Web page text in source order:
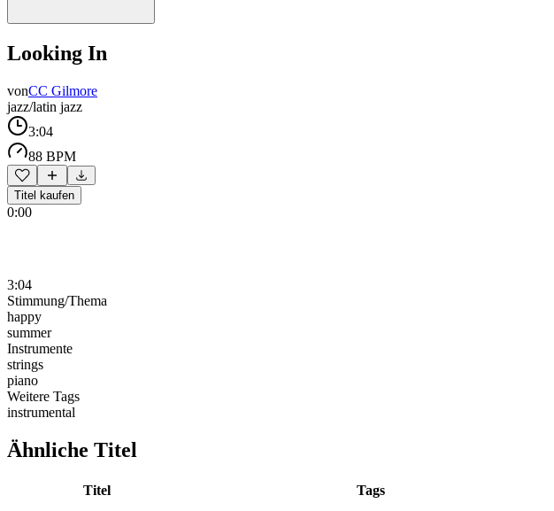
Looking In
vonCC Gilmore
jazz/latin jazz
3:04
88 BPM
Titel kaufen
0:00
3:04
Stimmung/Thema
happy
summer
Instrumente
strings
piano
Weitere Tags
instrumental
Ähnliche Titel
Titel Tags